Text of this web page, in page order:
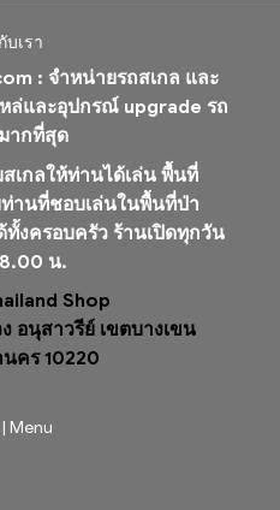
บเรา
: จำหน่ายรถสเกล และ
ล่และอุปกรณ์ upgrade รถ
ากที่สุด
เกลให้ท่านได้เล่น พื้นที่
านที่ชอบเล่นในพื้นที่ป่า
งครอบครัว ร้านเปิดทุกวัน
น.
Shop
อนุสาวรีย์ เขตบางเขน
นคร 10220
Menu